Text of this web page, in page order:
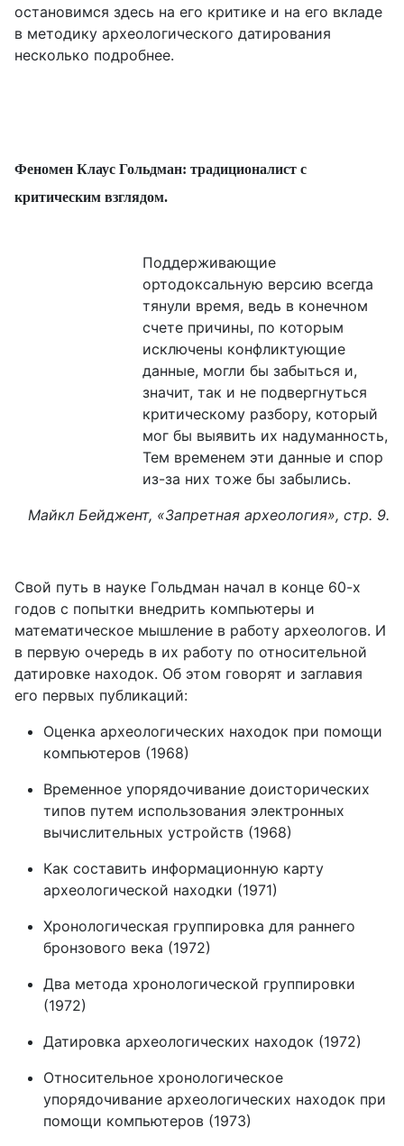
остановимся здесь на его критике и на его вкладе
в методику археологического датирования
несколько подробнее.
Феномен Клаус Гольдман: традиционалист с
критическим взглядом.
Поддерживающие
ортодоксальную версию всегда
тянули время, ведь в конечном
счете причины, по которым
исключены конфликтующие
данные, могли бы забыться и,
значит, так и не подвергнуться
критическому разбору, который
мог бы выявить их надуманность,
Тем временем эти данные и спор
из-за них тоже бы забылись.
Майкл Бейджент, «Запретная археология», стр. 9.
Свой путь в науке Гольдман начал в конце 60-х
годов с попытки внедрить компьютеры и
математическое мышление в работу археологов. И
в первую очередь в их работу по относительной
датировке находок. Об этом говорят и заглавия
его первых публикаций:
Оценка археологических находок при помощи
компьютеров (1968)
Временное упорядочивание доисторических
типов путем использования электронных
вычислительных устройств (1968)
Как составить информационную карту
археологической находки (1971)
Хронологическая группировка для раннего
бронзового века (1972)
Два метода хронологической группировки
(1972)
Датировка археологических находок (1972)
Относительное хронологическое
упорядочивание археологических находок при
помощи компьютеров (1973)